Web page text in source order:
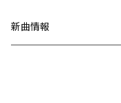
新曲情報